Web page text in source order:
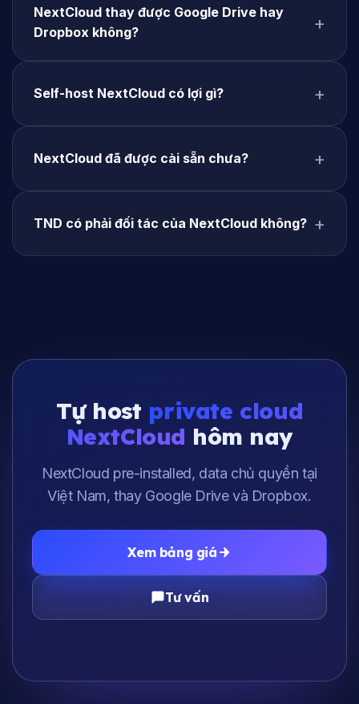
NextCloud thay được Google Drive hay
Dropbox không?
Self-host NextCloud có lợi gì?
NextCloud đã được cài sẵn chưa?
TND có phải đối tác của NextCloud không?
Tự host private cloud
NextCloud hôm nay
NextCloud pre-installed, data chủ quyền tại
Việt Nam, thay Google Drive và Dropbox.
Xem bảng giá
Tư vấn